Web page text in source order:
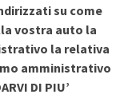
su come
vostra auto la
la relativa
amministrativo
DI PIU’